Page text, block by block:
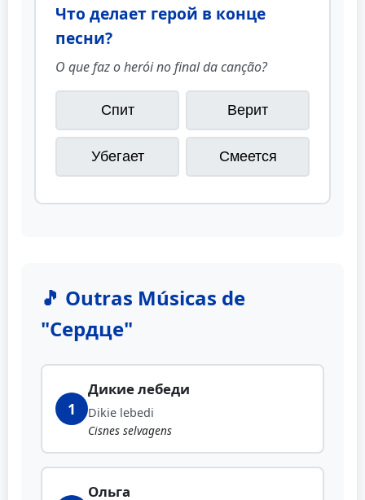
Что делает герой в конце
песни?
O que faz o herói no final da canção?
Спит Верит
Убегает Смеется
🎵 Outras Músicas de
"Сердце"
1
Дикие лебеди
Dikie lebedi
Cisnes selvagens
Ольга